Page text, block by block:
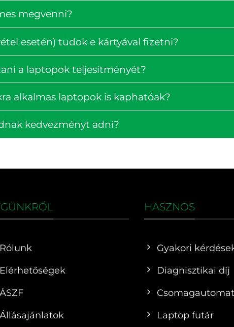
megvenni?
esetén) tudok e kártyával fizetni?
a laptopok teljesítményét?
alkalmas laptopok is kaphatóak?
kedvezményt adni?
Rólunk
Elérhetőségek
ÁSZF
Állásajánlatok
HASZNOS
Gyakori
Diagnisztikai díj
Laptop futár